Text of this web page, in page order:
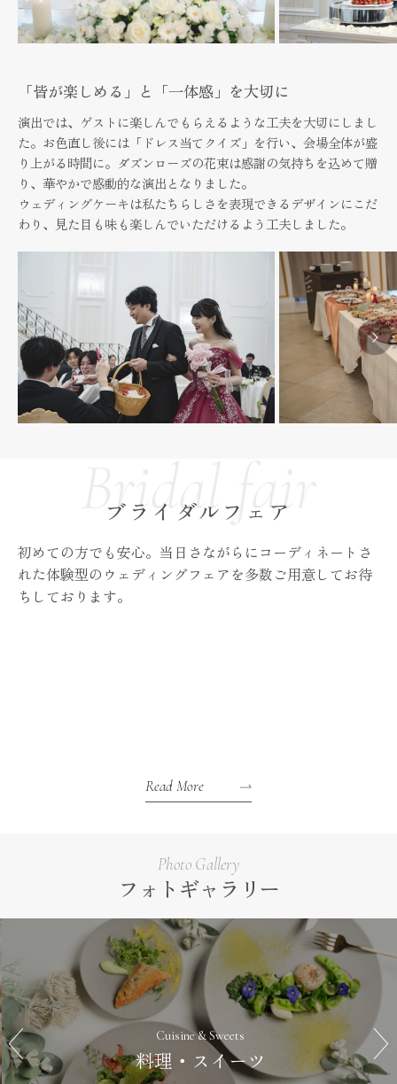
「皆が楽しめる」と「一体感」を大切に
演出では、ゲストに楽しんでもらえるような工夫を大切にしまし
た。お色直し後には「ドレス当てクイズ」を行い、会場全体が盛
り上がる時間に。ダズンローズの花束は感謝の気持ちを込めて贈
り、華やかで感動的な演出となりました。
ウェディングケーキは私たちらしさを表現できるデザインにこだ
わり、見た目も味も楽しんでいただけるよう工夫しました。
ブライダルフェア
初めての方でも安心。当日さながらにコーディネートさ
れた体験型のウェディングフェアを多数ご用意してお待
ちしております。
Read More
Photo Gallery
フォトギャラリー
Cuisine & Sweets
料理・スイーツ